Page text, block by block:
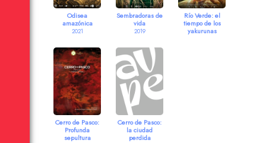
Odisea
amazónica
2021
Sembradoras de
vida
2019
Río Verde: el
tiempo de los
yakurunas
Cerro de Pasco:
Profunda
sepultura
Cerro de Pasco:
la ciudad
perdida